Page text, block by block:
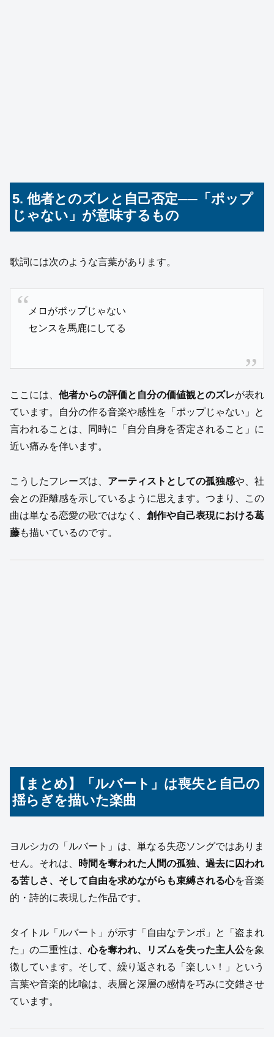
5. 他者とのズレと自己否定──「ポップ
じゃない」が意味するもの
歌詞には次のような言葉があります。
メロがポップじゃない
センスを馬鹿にしてる
ここには、 他者からの評価と自分の価値観とのズレが表れ
ています。自分の作る音楽や感性を「ポップじゃない」と
言われることは、同時に「自分自身を否定されること」に
近い痛みを伴います。
こうしたフレーズは、 アーティストとしての孤独感や、社
会との距離感を示しているように思えます。つまり、この
曲は単なる恋愛の歌ではなく、 創作や自己表現における葛
藤も描いているのです。
【まとめ】「ルバート」は喪失と自己の
揺らぎを描いた楽曲
ヨルシカの「ルバート」は、単なる失恋ソングではありま
せん。それは、
時間を奪われた人間の孤独、過去に囚われ
る苦しさ、そして自由を求めながらも束縛される心を音楽
的・詩的に表現した作品です。
タイトル「ルバート」が示す「自由なテンポ」と「盗まれ
た」の二重性は、心を奪われ、リズムを失った主人公を象
徴しています。そして、繰り返される「楽しい！」という
言葉や音楽的比喩は、表層と深層の感情を巧みに交錯させ
ています。